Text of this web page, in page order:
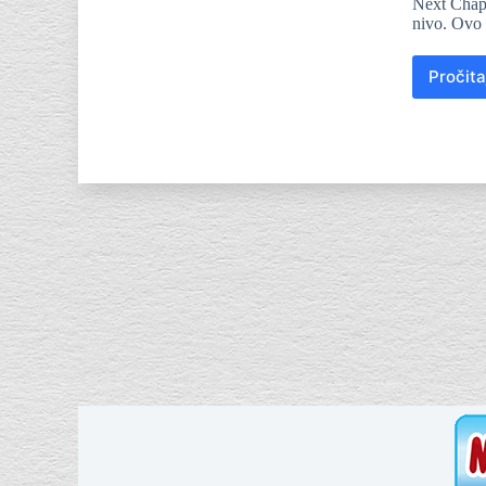
nivo. Ovo